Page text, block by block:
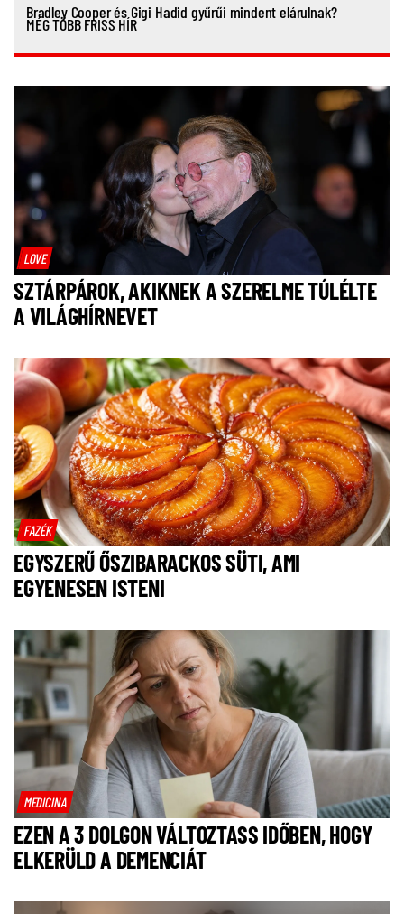
Bradley Cooper és Gigi Hadid gyűrűi mindent elárulnak?
MÉG TÖBB FRISS HÍR
LOVE
SZTÁRPÁROK, AKIKNEK A SZERELME TÚLÉLTE
A VILÁGHÍRNEVET
FAZÉK
EGYSZERŰ ŐSZIBARACKOS SÜTI, AMI
EGYENESEN ISTENI
MEDICINA
EZEN A 3 DOLGON VÁLTOZTASS IDŐBEN, HOGY
ELKERÜLD A DEMENCIÁT